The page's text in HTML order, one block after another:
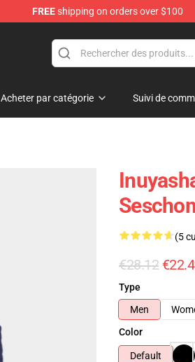
FREEshipping on orders over $100
Acheter par catégorie Suivi de
(5
€28.12
Type
Men
Color
Default